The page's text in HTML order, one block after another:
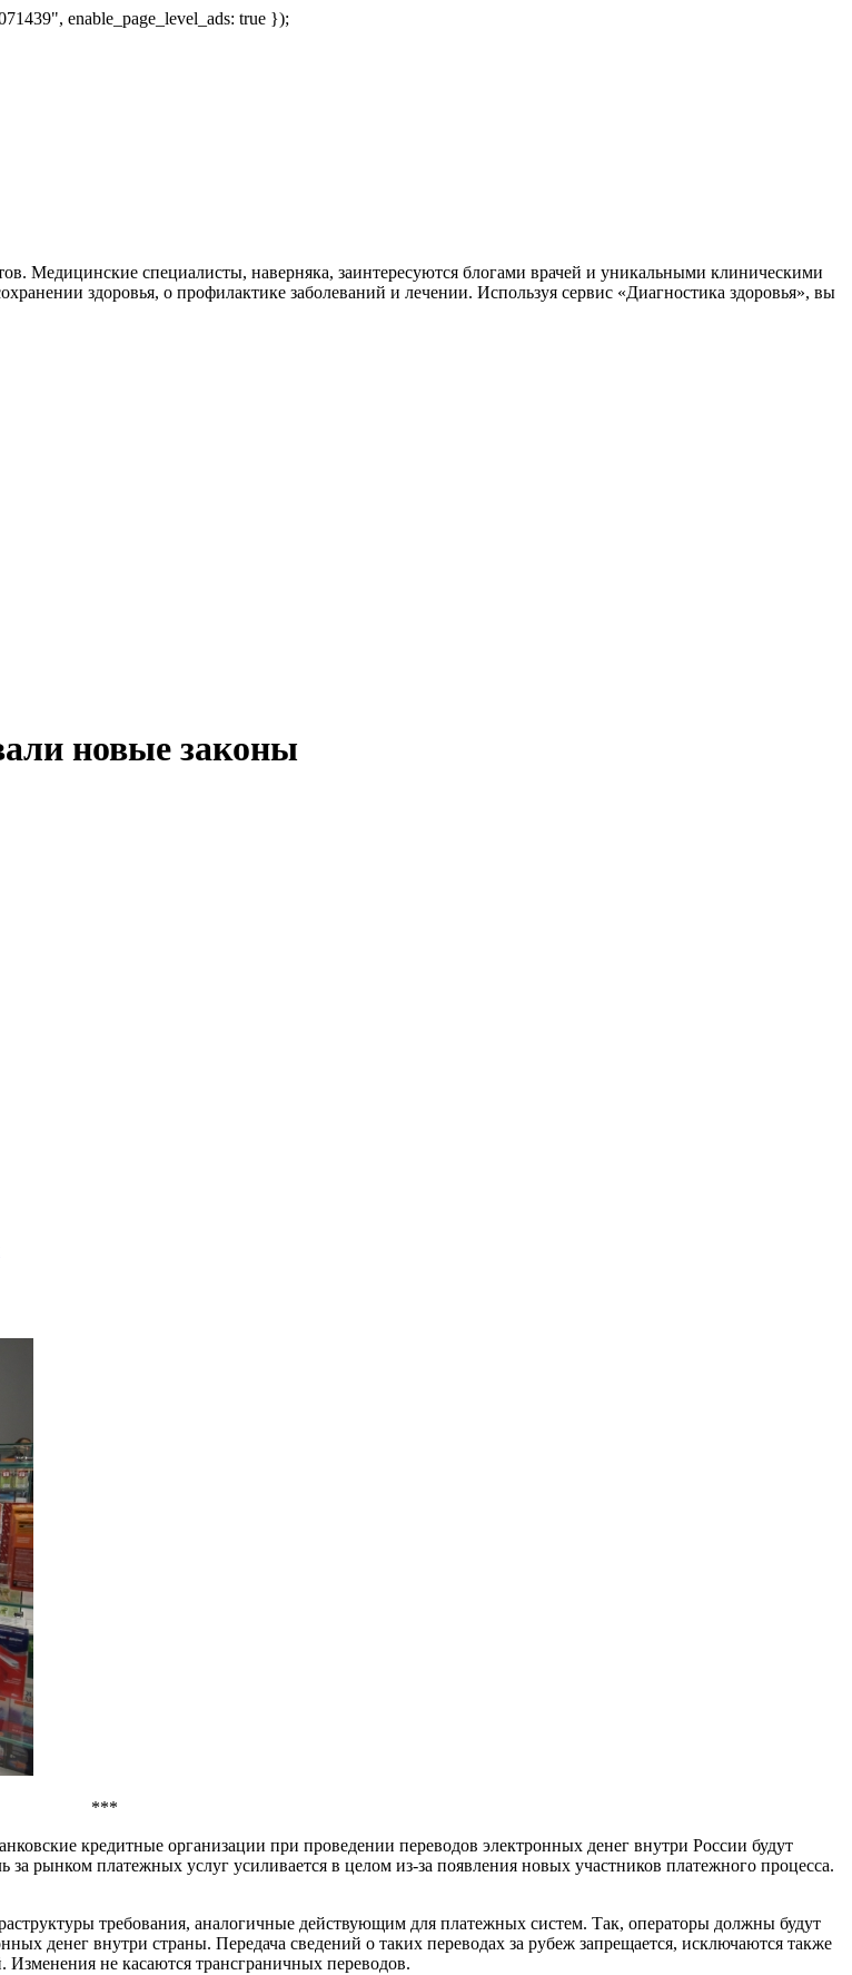
enable_page_level_ads: true });
Медицинские специалисты, наверняка, заинтересуются блогами врачей и уникальными клиническими
здоровья, о профилактике заболеваний и лечении. Используя сервис «Диагностика здоровья», вы
новые законы
***
кредитные организации при проведении переводов электронных денег внутри России будут
рынком платежных услуг усиливается в целом из-за появления новых участников платежного процесса.
требования, аналогичные действующим для платежных систем. Так, операторы должны будут
денег внутри страны. Передача сведений о таких переводах за рубеж запрещается, исключаются также
не касаются трансграничных переводов.